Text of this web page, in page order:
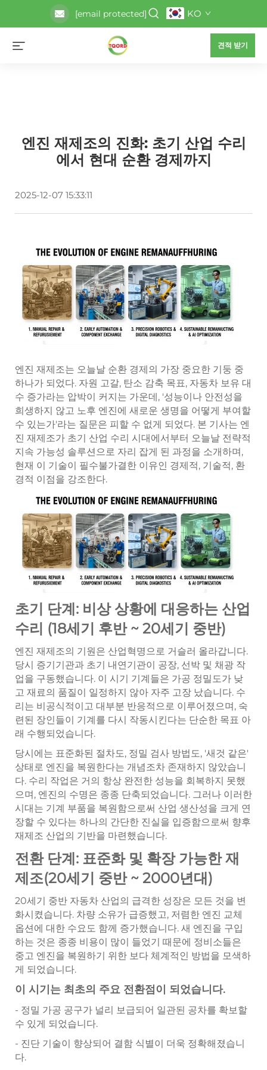
[email protected] KO
견적 받기
엔진 재제조의 진화: 초기 산업 수리
에서 현대 순환 경제까지
2025-12-07 15:33:11
엔진 재제조는 오늘날 순환 경제의 가장 중요한 기둥 중
하나가 되었다. 자원 고갈, 탄소 감축 목표, 자동차 보유 대
수 증가라는 압박이 커지는 가운데, '성능이나 안전성을
희생하지 않고 노후 엔진에 새로운 생명을 어떻게 부여할
수 있는가'라는 질문은 피할 수 없게 되었다. 본 기사는 엔
진 재제조가 초기 산업 수리 시대에서부터 오늘날 전략적
지속 가능성 솔루션으로 자리 잡게 된 과정을 소개하며,
현재 이 기술이 필수불가결한 이유인 경제적, 기술적, 환
경적 이점을 강조한다.
초기 단계: 비상 상황에 대응하는 산업
수리 (18세기 후반 ~ 20세기 중반)
엔진 재제조의 기원은 산업혁명으로 거슬러 올라갑니다.
당시 증기기관과 초기 내연기관이 공장, 선박 및 채광 작
업을 구동했습니다. 이 시기 기계들은 가공 정밀도가 낮
고 재료의 품질이 일정하지 않아 자주 고장 났습니다. 수
리는 비공식적이고 대부분 반응적으로 이루어졌으며, 숙
련된 장인들이 기계를 다시 작동시킨다는 단순한 목표 아
래 수행되었습니다.
당시에는 표준화된 절차도, 정밀 검사 방법도, '새것 같은'
상태로 엔진을 복원한다는 개념조차 존재하지 않았습니
다. 수리 작업은 거의 항상 완전한 성능을 회복하지 못했
으며, 엔진의 수명은 종종 단축되었습니다. 그러나 이러한
시대는 기계 부품을 복원함으로써 산업 생산성을 크게 연
장할 수 있다는 하나의 간단한 진실을 입증함으로써 향후
재제조 산업의 기반을 마련했습니다.
전환 단계: 표준화 및 확장 가능한 재
제조(20세기 중반 ~ 2000년대)
20세기 중반 자동차 산업의 급격한 성장은 모든 것을 변
화시켰습니다. 차량 소유가 급증했고, 저렴한 엔진 교체
옵션에 대한 수요도 함께 증가했습니다. 새 엔진을 구입
하는 것은 종종 비용이 많이 들었기 때문에 정비소들은
중고 엔진을 복원하기 위한 보다 체계적인 방법을 모색하
게 되었습니다.
이 시기는 최초의 주요 전환점이 되었습니다.
- 정밀 가공 공구가 널리 보급되어 일관된 공차를 확보할
수 있게 되었습니다.
- 진단 기술이 향상되어 결함 식별이 더욱 정확해졌습니
다.